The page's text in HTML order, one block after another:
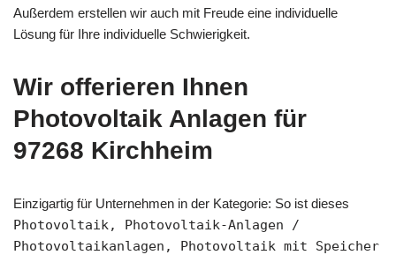
Außerdem erstellen wir auch mit Freude eine individuelle
Lösung für Ihre individuelle Schwierigkeit.
Wir offerieren Ihnen
Photovoltaik Anlagen für
97268 Kirchheim
Einzigartig für Unternehmen in der Kategorie: So ist dieses
Photovoltaik, Photovoltaik-Anlagen /
Photovoltaikanlagen, Photovoltaik mit Speicher